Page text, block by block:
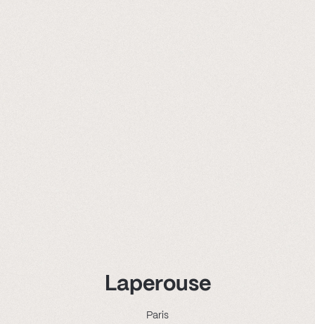
Laperouse
Paris